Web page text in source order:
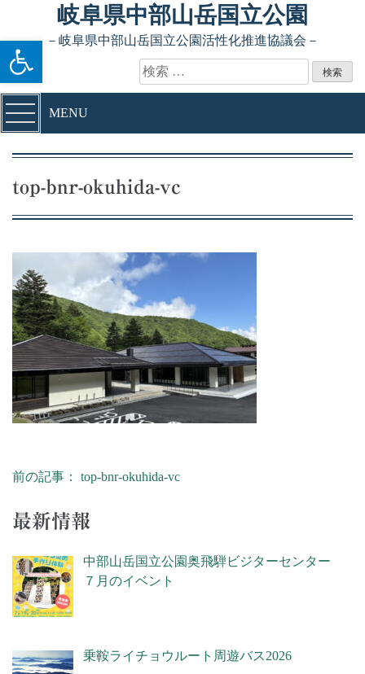
ツールバーを開く
Skip to content岐阜県中部山岳国立公園
－岐阜県中部山岳国立公園活性化推進協議会－
検索:
MENU
top-bnr-okuhida-vc
投稿ナビゲーション
前の記事： top-bnr-okuhida-vc
最新情報
中部山岳国立公園奥飛騨ビジターセンター
７月のイベント
乗鞍ライチョウルート周遊バス2026